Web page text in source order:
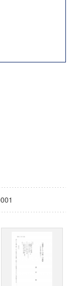
成熟社会発展のサ